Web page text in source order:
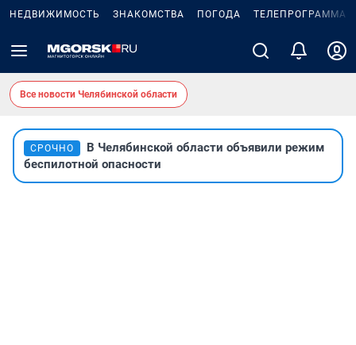
НЕДВИЖИМОСТЬ ЗНАКОМСТВА ПОГОДА ТЕЛЕПРОГРАММА
Все новости Челябинской области
СРОЧНО
В Челябинской области объявили режим
беспилотной опасности